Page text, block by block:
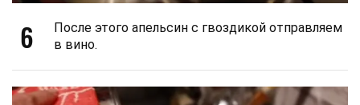
6
После этого апельсин с гвоздикой отправляем
в вино.